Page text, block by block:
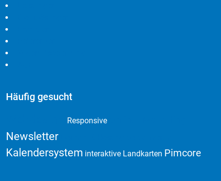
Häufig gesucht
Responsive
Newsletter
Kalendersystem interaktive Landkarten Pimcore